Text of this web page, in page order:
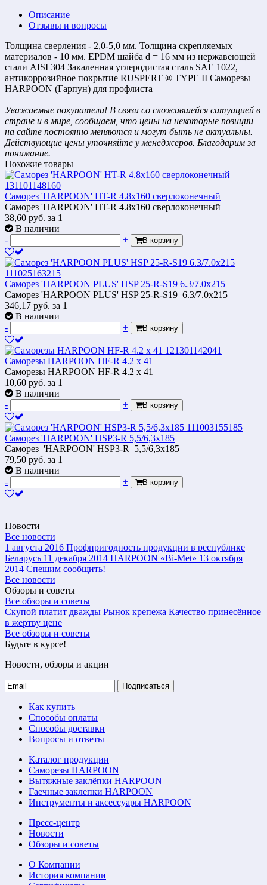
Описание
Отзывы и вопросы
Толщина сверления - 2,0-5,0 мм. Толщина скрепляемых
материалов - 10 мм. EPDM шайба d = 16 мм из нержавеющей
стали AISI 304 Закаленная углеродистая сталь SAE 1022,
антикоррозийное покрытие RUSPERT ® TYPE II Саморезы
HARPOON (Гарпун) для профлиста
Уважаемые покупатели! В связи со сложившейся ситуацией в
стране и в мире, сообщаем, что цены на некоторые позиции
на сайте постоянно меняются и могут быть не актуальны.
Действующие цены уточняйте у менеджеров. Благодарим за
понимание.
Похожие товары
Саморез 'HARPOON' HT-R 4.8x160 сверлоконечный
Саморез 'HARPOON' HT-R 4.8x160 сверлоконечный
38,60 руб. за 1
В наличии
-
+ В корзину
Саморез 'HARPOON PLUS' HSP 25-R-S19 6.3/7.0х215
Саморез 'HARPOON PLUS' HSP 25-R-S19 6.3/7.0х215
346,17 руб. за 1
В наличии
-
+ В корзину
Саморезы HARPOON HF-R 4.2 x 41
Саморезы HARPOON HF-R 4.2 x 41
10,60 руб. за 1
В наличии
-
+ В корзину
Саморез 'HARPOON' HSP3-R 5,5/6,3x185
Саморез 'HARPOON' HSP3-R 5,5/6,3x185
79,50 руб. за 1
В наличии
-
+ В корзину
Новости
Все новости
1 августа 2016 Профпригодность продукции в республике
Беларусь 11 декабря 2014 HARPOON «Bi-Met» 13 октября
2014 Спешим сообщить!
Все новости
Обзоры и советы
Все обзоры и советы
Скупой платит дважды Рынок крепежа Качество принесённое
в жертву цене
Все обзоры и советы
Будьте в курсе!
Новости, обзоры и акции
Подписаться
Как купить
Способы оплаты
Способы доставки
Вопросы и ответы
Каталог продукции
Саморезы HARPOON
Вытяжные заклёпки HARPOON
Гаечные заклепки HARPOON
Инструменты и аксессуары HARPOON
Пресс-центр
Новости
Обзоры и советы
О Компании
История компании